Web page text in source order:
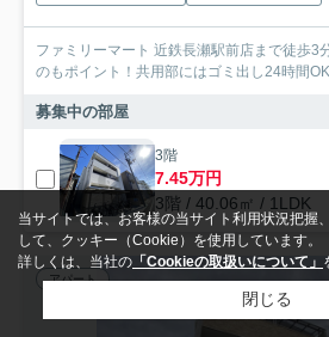
ファミリーマート 近鉄長瀬駅前店まで徒歩3
のもポイント！共用部にはゴミ出し24時間
募集中の部屋
3階
7.45万円
3階 / 40.06㎡ / 1LDK
アパート
当サイトでは、お客様の当サイト利用状況把握
して、クッキー（Cookie）を使用しています。
詳しくは、当社の 「Cookieの取扱いについて」
閉じる